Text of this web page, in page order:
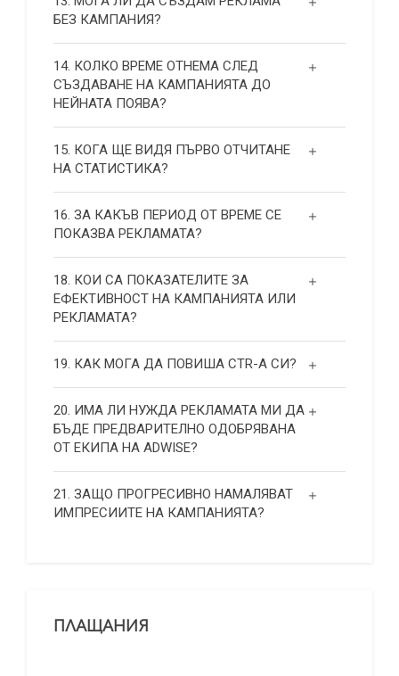
БЕЗ КАМПАНИЯ?
14. КОЛКО ВРЕМЕ ОТНЕМА СЛЕД
СЪЗДАВАНЕ НА КАМПАНИЯТА ДО
НЕЙНАТА ПОЯВА?
15. КОГА ЩЕ ВИДЯ ПЪРВО ОТЧИТАНЕ
НА СТАТИСТИКА?
16. ЗА КАКЪВ ПЕРИОД ОТ ВРЕМЕ СЕ
ПОКАЗВА РЕКЛАМАТА?
18. КОИ СА ПОКАЗАТЕЛИТЕ ЗА
ЕФЕКТИВНОСТ НА КАМПАНИЯТА ИЛИ
РЕКЛАМАТА?
19. КАК МОГА ДА ПОВИША СТR-А СИ?
20. ИМА ЛИ НУЖДА РЕКЛАМАТА МИ ДА
БЪДЕ ПРЕДВАРИТЕЛНО ОДОБРЯВАНА
ОТ ЕКИПА НА ADWISE?
21. ЗАЩО ПРОГРЕСИВНО НАМАЛЯВАТ
ИМПРЕСИИТЕ НА КАМПАНИЯТА?
ПЛАЩАНИЯ